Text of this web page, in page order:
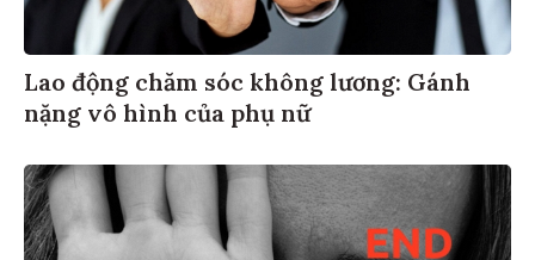
Lao động chăm sóc không lương: Gánh
nặng vô hình của phụ nữ